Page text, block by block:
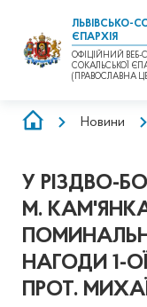
ЛЬВІВСЬКО-
ЄПАРХІЯ
ОФІЦІЙНИЙ ВЕБ-
СОКАЛЬСЬКОЇ
(ПРАВОСЛАВНА
РЯДОК
Новини
У РІЗДВО-
М.
НАГОДИ 1-
ПРОТ.